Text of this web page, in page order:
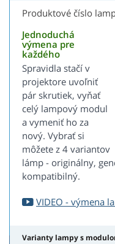
Produktové číslo
Jednoduchá
výmena pre
každého
Spravidla stačí v
projektore uvoľniť
pár skrutiek, vyňať
celý lampový modul
a vymeniť ho za
nový. Vybrať si
môžete z 4 variantov
lámp - originálny,
kompatibilný.
VIDEO - výmena
Varianty lampy s